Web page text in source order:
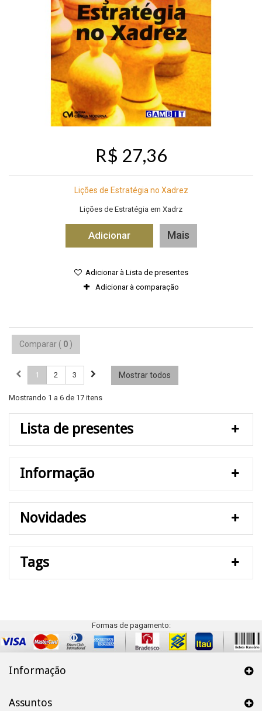
R$ 27,36
Lições de Estratégia no Xadrez
Lições de Estratégia em Xadrz
Adicionar Mais
Adicionar à Lista de presentes
Adicionar à comparação
Comparar ( 0 )
Mostrar todos
1 2 3
Mostrando 1 a 6 de 17 itens
Lista de presentes
Informação
Novidades
Tags
Formas de pagamento:
Informação
Assuntos